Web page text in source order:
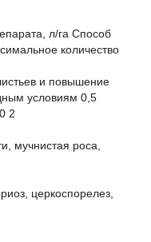
л/га Способ
количество
и повышение
условиям 0,5
2
мучнистая роса,
церкоспорелез,